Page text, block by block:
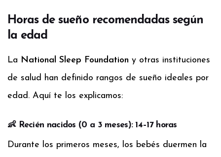
Horas de sueño recomendadas según
la edad
La National Sleep Foundation y otras instituciones
de salud han definido rangos de sueño ideales por
edad. Aquí te los explicamos:
👶 Recién nacidos (0 a 3 meses): 14–17 horas
Durante los primeros meses, los bebés duermen la